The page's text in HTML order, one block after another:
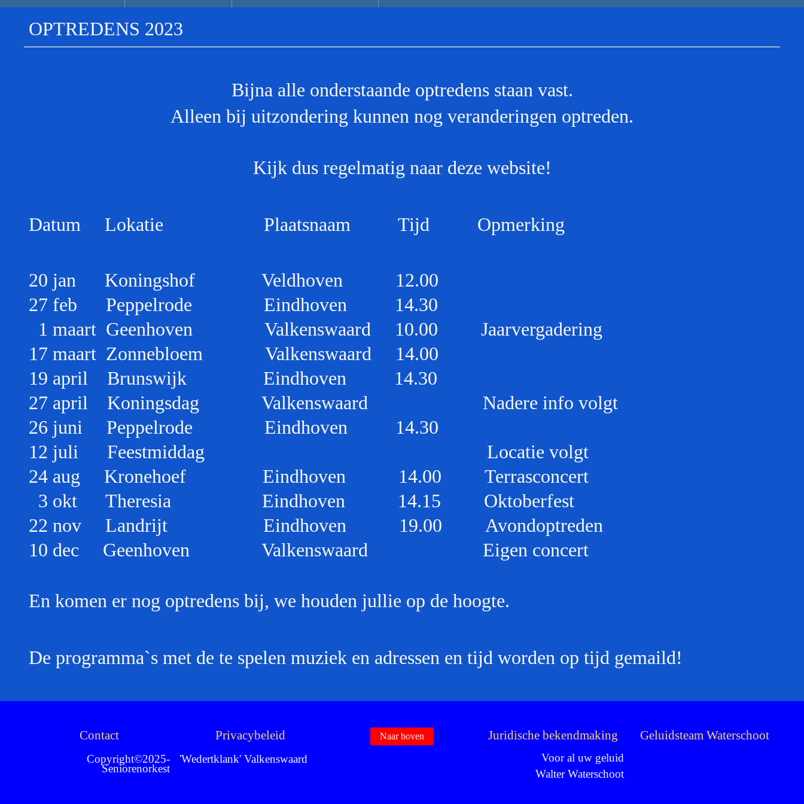
OPTREDENS 2023
Bijna alle onderstaande optredens staan vast.
Alleen bij uitzondering kunnen nog veranderingen optreden.
Kijk dus regelmatig naar deze website!
Datum Lokatie Plaatsnaam Tijd Opmerking
20 jan Koningshof Veldhoven 12.00
27 feb Peppelrode Eindhoven 14.30
1 maart Geenhoven Valkenswaard 10.00 Jaarvergadering
17 maart Zonnebloem Valkenswaard 14.00
19 april Brunswijk Eindhoven 14.30
27 april Koningsdag Valkenswaard Nadere info volgt
26 juni Peppelrode Eindhoven 14.30
12 juli Feestmiddag Locatie volgt
24 aug Kronehoef Eindhoven 14.00 Terrasconcert
3 okt Theresia Eindhoven 14.15 Oktoberfest
22 nov Landrijt Eindhoven 19.00 Avondoptreden
10 dec Geenhoven Valkenswaard Eigen concert
En komen er nog optredens bij, we houden jullie op de hoogte.
De programma`s met de te spelen muziek en adressen en tijd worden op tijd gemaild!
Contact
Copyright©2025-
Seniorenorkest
Privacybeleid
'Wedertklank' Valkenswaard
Naar boven Juridische bekendmaking
Voor al uw geluid
Walter Waterschoot
Geluidsteam Waterschoot